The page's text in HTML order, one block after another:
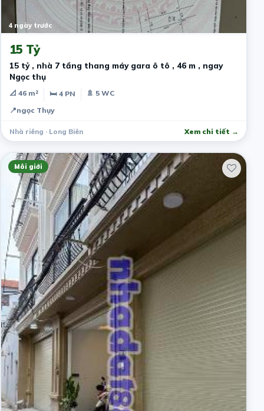
4 ngày trước
15 Tỷ
15 tỷ , nhà 7 tầng thang máy gara ô tô , 46 m , ngay
Ngọc thụ
📐 46 m² 🛏 4 PN
🚿 5 WC
📍ngọc Thụy
Nhà riêng · Long Biên Xem chi tiết →
Môi giới